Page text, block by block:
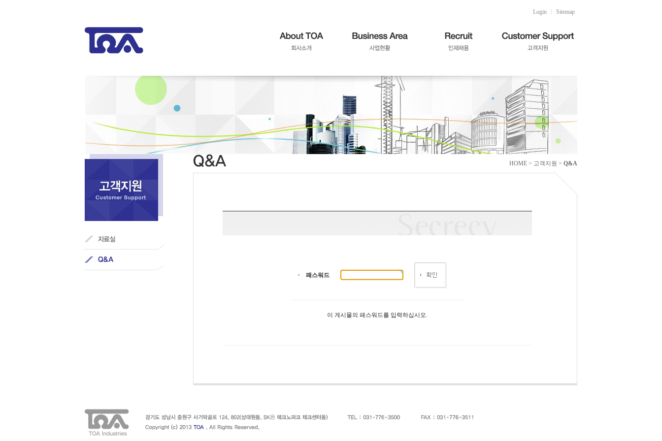
Login Sitemap
HOME > 고객지원 > Q&A
패스워드
이 게시물의 패스워드를 입력하십시오.